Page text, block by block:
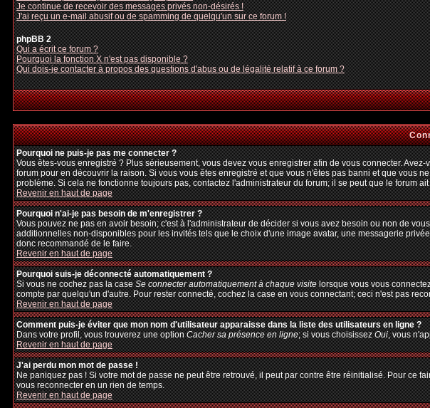
Je continue de recevoir des messages privés non-désirés !
J'ai reçu un e-mail abusif ou de spamming de quelqu'un sur ce forum !
phpBB 2
Qui a écrit ce forum ?
Pourquoi la fonction X n'est pas disponible ?
Qui dois-je contacter à propos des questions d'abus ou de légalité relatif à ce forum ?
Pourquoi ne puis-je pas me connecter ?
Vous êtes-vous enregistré ? Plus sérieusement, vous devez vous enregistrer afin de vous connecter.
forum pour en découvrir la raison. Si vous vous êtes enregistré et que vous n'êtes pas banni et que vous
problème. Si cela ne fonctionne toujours pas, contactez l'administrateur du forum; il se peut que le forum
Revenir en haut de page
Pourquoi n'ai-je pas besoin de m'enregistrer ?
Vous pouvez ne pas en avoir besoin; c'est à l'administrateur de décider si vous avez besoin ou non de
additionnelles non-disponibles pour les invités tels que le choix d'une image avatar, une messagerie
donc recommandé de le faire.
Revenir en haut de page
Pourquoi suis-je déconnecté automatiquement ?
Si vous ne cochez pas la caseSe connecter automatiquement à chaque visitelorsque vous vous
compte par quelqu'un d'autre. Pour rester connecté, cochez la case en vous connectant; ceci n'est pas
Revenir en haut de page
Comment puis-je éviter que mon nom d'utilisateur apparaisse dans la liste des utilisateurs en ligne ?
Dans votre profil, vous trouverez une optionCacher sa présence en ligne; si vous choisissezOui, vous
Revenir en haut de page
J'ai perdu mon mot de passe !
Ne paniquez pas ! Si votre mot de passe ne peut être retrouvé, il peut par contre être réinitialisé. Pour ce
vous reconnecter en un rien de temps.
Revenir en haut de page